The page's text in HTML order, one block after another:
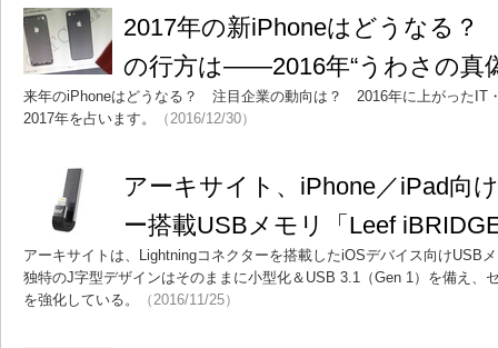
2017年の新iPhoneはどうなる？
の行方は――2016年“うわさの真
来年のiPhoneはどうなる？ 注目企業の動向は？ 2016年に上がったIT
2017年を占います。
（2016/12/30）
アーキサイト、iPhone／iPad向
ー搭載USBメモリ「Leef
アーキサイトは、Lightningコネクターを搭載したiOSデバイス向けUSB
独特のJ字型デザインはそのままに小型化＆USB 3.1（Gen 1）を備え、
を強化している。
（2016/11/25）